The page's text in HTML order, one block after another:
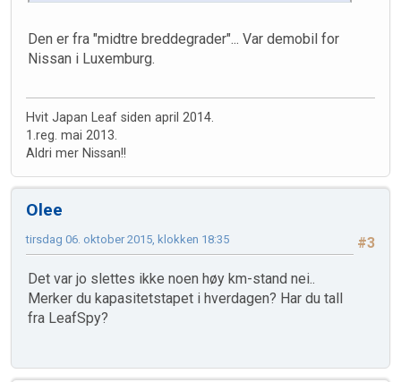
Den er fra "midtre breddegrader"... Var demobil for
Nissan i Luxemburg.
Hvit Japan Leaf siden april 2014.
1.reg. mai 2013.
Aldri mer Nissan!!
Olee
#3
tirsdag 06. oktober 2015, klokken 18:35
Det var jo slettes ikke noen høy km-stand nei..
Merker du kapasitetstapet i hverdagen? Har du tall
fra LeafSpy?